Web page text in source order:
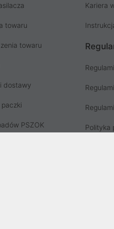
towaru
towaru
dostawy
PSZOK
Kariera
Polityka